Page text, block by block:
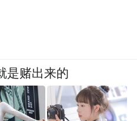
是赌出来的